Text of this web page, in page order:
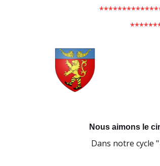
Nous aimons le
Dans notre cycle "